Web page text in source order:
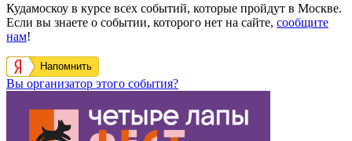
Кудамоскоу в курсе всех событий, которые пройдут в Москве.
Если вы знаете о событии, которого нет на сайте, сообщите
нам!
Напомнить
Вы организатор этого события?